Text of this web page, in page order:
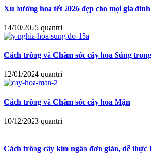
Xu hướng hoa tết 2026 đẹp cho mọi gia
14/10/2025 quantri
Cách trồng và Chăm sóc cây hoa Súng
12/01/2024 quantri
Cách trồng và Chăm sóc cây hoa Mận
10/12/2023 quantri
Cách trồng cây kim ngân đơn giản, dễ thực